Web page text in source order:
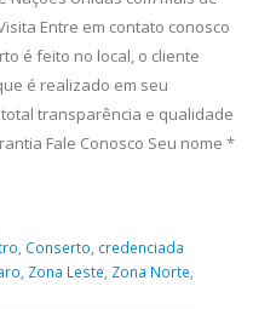
Entre em contato conosco
é feito no local, o cliente
é realizado em seu
transparência e qualidade
Fale Conosco Seu nome *
, Conserto, credenciada
, Zona Leste, Zona Norte,